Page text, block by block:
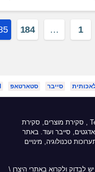
1
…
184
סייבר סטארטאפ
, סקירת מוצרים, סקירת
סייבר ועוד. באתר
טכנולוגיה, מינויים
לבדוק ולקרוא באתרי היצרן \